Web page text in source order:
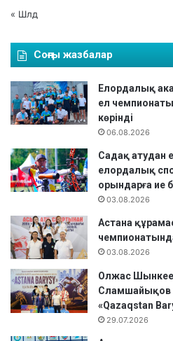
« Шлд
Соңғы жазбалар
Елордалық
ел
көрінді
06.08.2026
Садақ атудан
елордалық
орындарға ие
03.08.2026
Астана
03.08.2026
Олжас
Сламшайықов
«Qazaqstan
29.07.2026